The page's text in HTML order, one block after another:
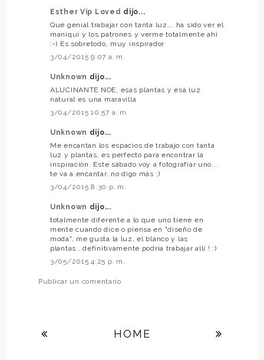
Esther Vip Loved dijo...
Qué genial trabajar con tanta luz... ha sido ver el
maniquí y los patrones y verme totalmente ahí
:-) Es sobretodo, muy inspirador
3/04/2015 9:07 a. m.
Unknown dijo...
ALUCINANTE NOE, esas plantas y esa luz
natural es una maravilla
3/04/2015 10:57 a. m.
Unknown dijo...
Me encantan los espacios de trabajo con tanta
luz y plantas, es perfecto para encontrar la
inspiración. Este sábado voy a fotografiar uno...
te va a encantar, no digo más ;)
3/04/2015 8:30 p. m.
Unknown dijo...
totalmente diferente a lo que uno tiene en
mente cuando dice o piensa en "diseño de
moda", me gusta la luz, el blanco y las
plantas...definitivamente podría trabajar allí ! :)
3/05/2015 4:25 p. m.
Publicar un comentario
HOME